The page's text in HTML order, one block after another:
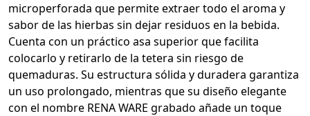
microperforada que permite extraer todo el aroma y
sabor de las hierbas sin dejar residuos en la bebida.
Cuenta con un práctico asa superior que facilita
colocarlo y retirarlo de la tetera sin riesgo de
quemaduras. Su estructura sólida y duradera garantiza
un uso prolongado, mientras que su diseño elegante
con el nombre RENA WARE grabado añade un toque